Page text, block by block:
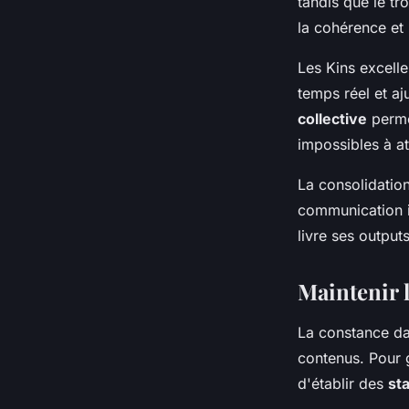
la cohérence
Les Kins
temps réel et
collective
impossibles à
La
communication
livre ses
Maintenir
La constance
contenus. Pour
d'établir des